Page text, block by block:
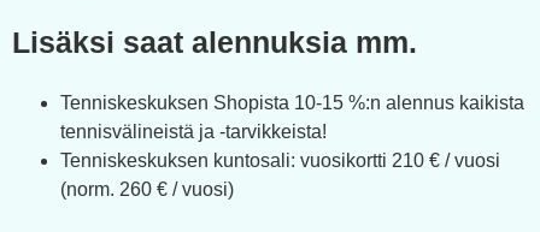
Lisäksi saat alennuksia mm.
Tenniskeskuksen Shopista 10-15 %:n alennus kaikista
tennisvälineistä ja -tarvikkeista!
Tenniskeskuksen kuntosali: vuosikortti 210 € / vuosi
(norm. 260 € / vuosi)